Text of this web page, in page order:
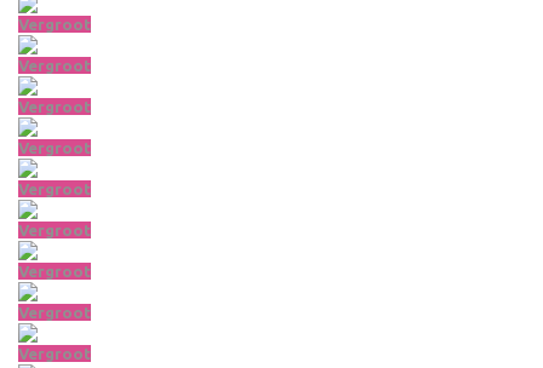
Vergroot
Vergroot
Vergroot
Vergroot
Vergroot
Vergroot
Vergroot
Vergroot
Vergroot